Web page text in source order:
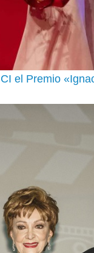
el Premio